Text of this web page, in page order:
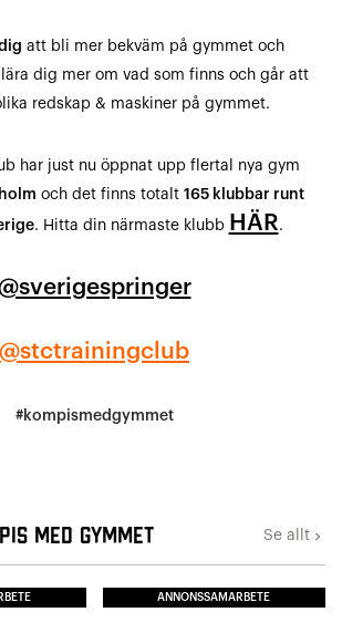
att bli mer bekväm på gymmet och
dig mer om vad som finns och går att
redskap & maskiner på gymmet.
har just nu öppnat upp flertal nya gym
och det finns totalt 165 klubbar runt
. Hitta din närmaste klubb HÄR.
@stctrainingclub
#kompismedgymmet
med gymmet Se allt keyboard_arrow_right
ANNONSSAMARBETE